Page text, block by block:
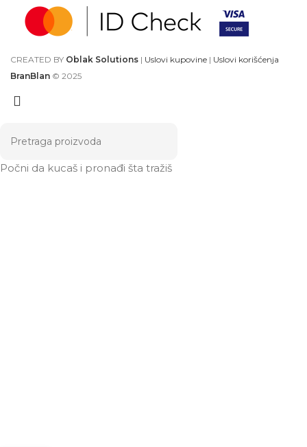
CREATED BY Oblak Solutions | Uslovi kupovine | Uslovi korišćenja
BranBlan © 2025
Počni da kucaš i pronađi šta tražiš